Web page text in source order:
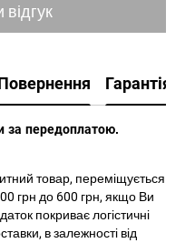
Гарантія
за передоплатою.
товар, переміщується
грн до 600 грн, якщо Ви
покриває логістичні
в залежності від